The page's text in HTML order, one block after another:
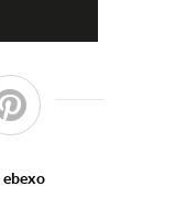
ebexo